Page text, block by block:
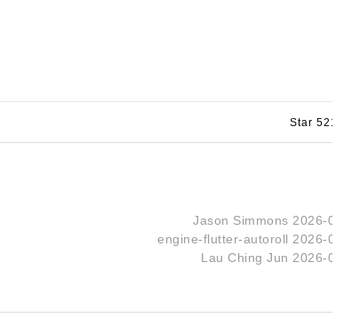
Star 521
Jason Simmons 2026-07-
engine-flutter-autoroll 2026-07-
Lau Ching Jun 2026-07-